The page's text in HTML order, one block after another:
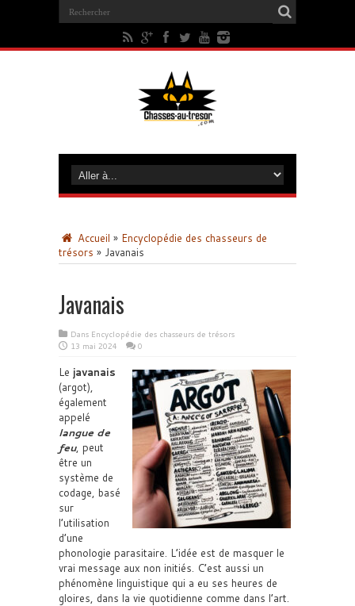
Accueil » Encyclopédie des chasseurs de
trésors » Javanais
Javanais
Dans Encyclopédie des chasseurs de trésors
13 mai 2024
0
Le javanais
(argot),
également
appelé
langue de
feu, peut
être un
système de
codage, basé
sur
l’utilisation
d’une
phonologie parasitaire. L’idée est de masquer le
vrai message aux non initiés. C’est aussi un
phénomène linguistique qui a eu ses heures de
gloires, dans la vie quotidienne comme dans l’art.